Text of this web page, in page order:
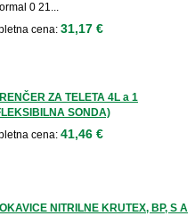
0 21...
cena: 31,17 €
ZA TELETA 4L a 1
SONDA)
cena: 41,46 €
NITRILNE KRUTEX, BP, S A